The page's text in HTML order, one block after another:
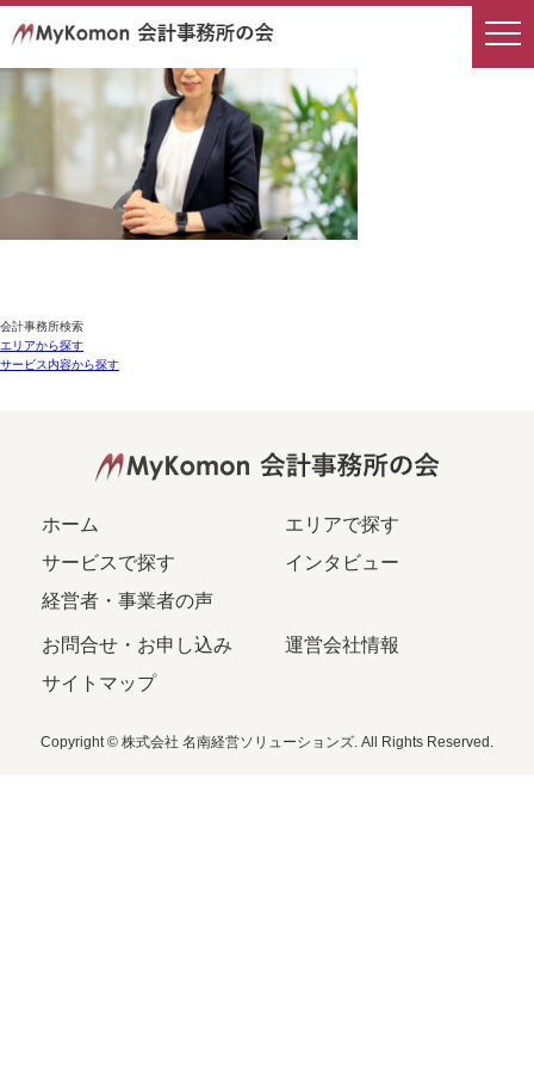
会計事務所検索
エリアから探す
サービス内容から探す
ホーム
エリアで探す
サービスで探す
インタビュー
経営者・事業者の声
お問合せ・お申し込み
運営会社情報
サイトマップ
Copyright © 株式会社 名南経営ソリューションズ. All Rights Reserved.